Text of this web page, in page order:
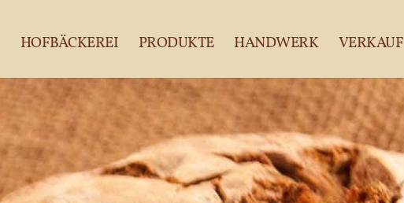
HOFBÄCKEREI PRODUKTE HANDWERK VERKAUF